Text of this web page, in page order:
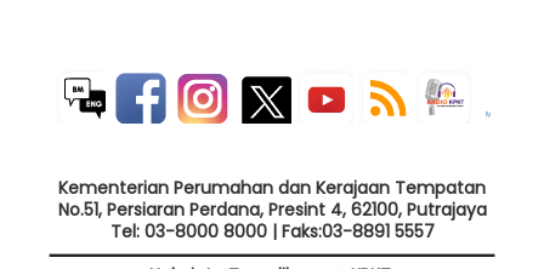
Kementerian Perumahan dan Kerajaan Tempatan
No.51, Persiaran Perdana, Presint 4, 62100, Putrajaya
Tel: 03-8000 8000 | Faks:03-8891 5557